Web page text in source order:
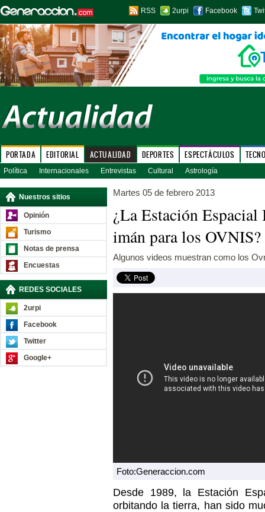
RSS 2urpi Facebook
PORTADA EDITORIAL ACTUALIDAD DEPORTES ESPECTÁCULOS
Política Internacionales Entrevistas Cultural Astrología
Nuestros sitios
Opinión
Turismo
Notas de prensa
Encuestas
REDES SOCIALES
2urpi
Facebook
Twitter
Google+
Martes 05 de febrero 2013
¿La Estación
imán para los
Algunos videos muestran como los
Foto:Generaccion.com
Desde 1989, la Estación
orbitando la tierra, han sido